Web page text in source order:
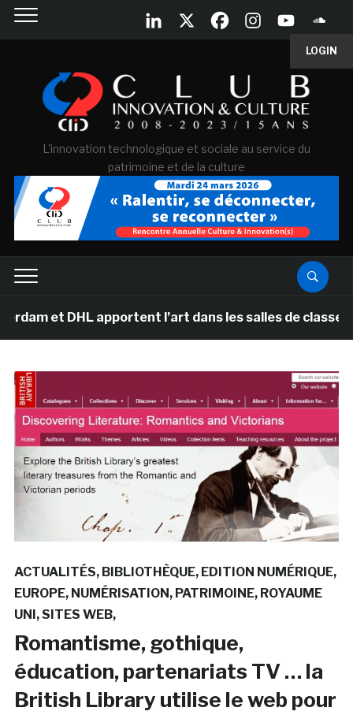
LOGIN
L'innovation technologique et sociale au service du
patrimoine et de la culture
et DHL apportent l’art dans les salles de classe des
ACTUALITÉS BIBLIOTHÈQUE EDITION NUMÉRIQUE
EUROPE NUMÉRISATION PATRIMOINE ROYAUME
UNI
SITES WEB
Romantisme, gothique,
éducation, partenariats TV … la
British Library utilise le web pour